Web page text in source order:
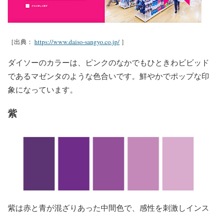
［出典： https://www.daiso-sangyo.co.jp/ ］
ダイソーのカラーは、ピンクのなかでもひときわビビッド
であるマゼンタのような色合いです。鮮やかでポップな印
象になっています。
紫
紫は赤と青が混ざりあった中間色で、感性を刺激しインス